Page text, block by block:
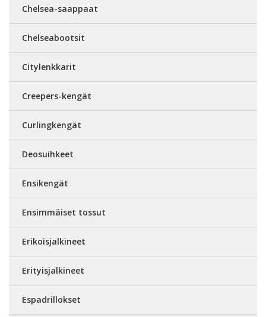
Chelsea-saappaat
Chelseabootsit
Citylenkkarit
Creepers-kengät
Curlingkengät
Deosuihkeet
Ensikengät
Ensimmäiset tossut
Erikoisjalkineet
Erityisjalkineet
Espadrillokset